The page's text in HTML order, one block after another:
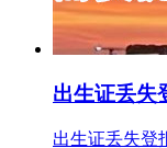
出生证丢失
出生证丢失登